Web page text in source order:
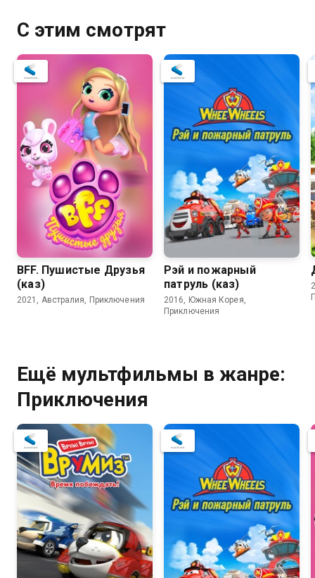
С этим смотрят
BFF. Пушистые Друзья
(каз)
2021, Австралия, Приключения
Рэй и пожарный
патруль (каз)
2016, Южная Корея,
Приключения
Ещё мультфильмы в жанре:
Приключения